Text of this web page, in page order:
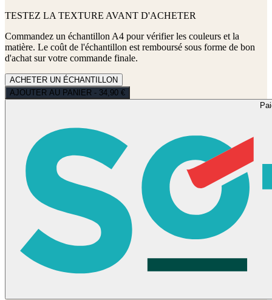
TESTEZ LA TEXTURE AVANT D'ACHETER
Commandez un échantillon A4 pour vérifier les couleurs et la
matière. Le coût de l'échantillon est remboursé sous forme de bon
d'achat sur votre commande finale.
ACHETER UN ÉCHANTILLON
AJOUTER AU PANIER - 34,90 €